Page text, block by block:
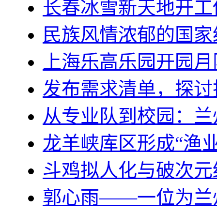
长春冰雪新天地开
民族风情浓郁的国
上海乐高乐园开园
发布需求清单，探
从专业队到校园：
龙羊峡库区形成“渔
斗鸡拟人化与破次
郭心雨——一位为兰